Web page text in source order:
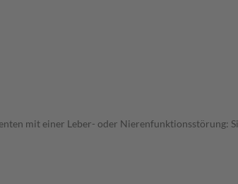
mit einer Leber- oder Nierenfunktionsstörung: